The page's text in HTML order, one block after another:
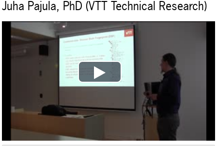
Juha Pajula, PhD (VTT Technical Research)
Play
Video